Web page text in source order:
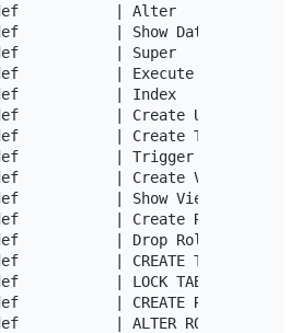
def           | Alter
| Show Databases
def           | Super
def           | Execute
def           | Index
def           | Create User
| Create
def           | Trigger
def           | Create View
def           | Show View
def           | Create Role
def           | Drop Role
| CREATE TEMPORARY
| LOCK TABLES
| CREATE
| ALTER ROUTINE